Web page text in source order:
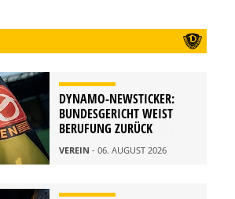
DYNAMO-NEWSTICKER:
BUNDESGERICHT WEIST
BERUFUNG ZURÜCK
VEREIN - 06. AUGUST 2026